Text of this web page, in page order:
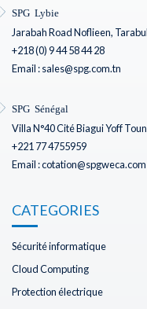
SPG Lybie
Jarabah Road Noflieen,
+218 (0) 9 44 58 44 28
Email : sales@spg.com.tn
SPG Sénégal
Villa N°40 Cité Biagui Yoff
+221 77 4755959
Email : cotation@spgweca.com
CATEGORIES
Sécurité informatique
Cloud Computing
Protection électrique